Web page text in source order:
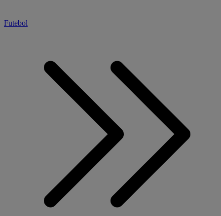
Futebol